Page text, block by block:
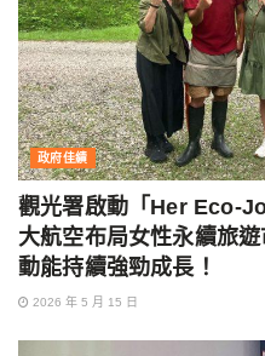
政府佳績
觀光署啟動「Her Eco-
大航空布局女性永續旅
動能持續強勁成長！
2026 年 5 月 15 日